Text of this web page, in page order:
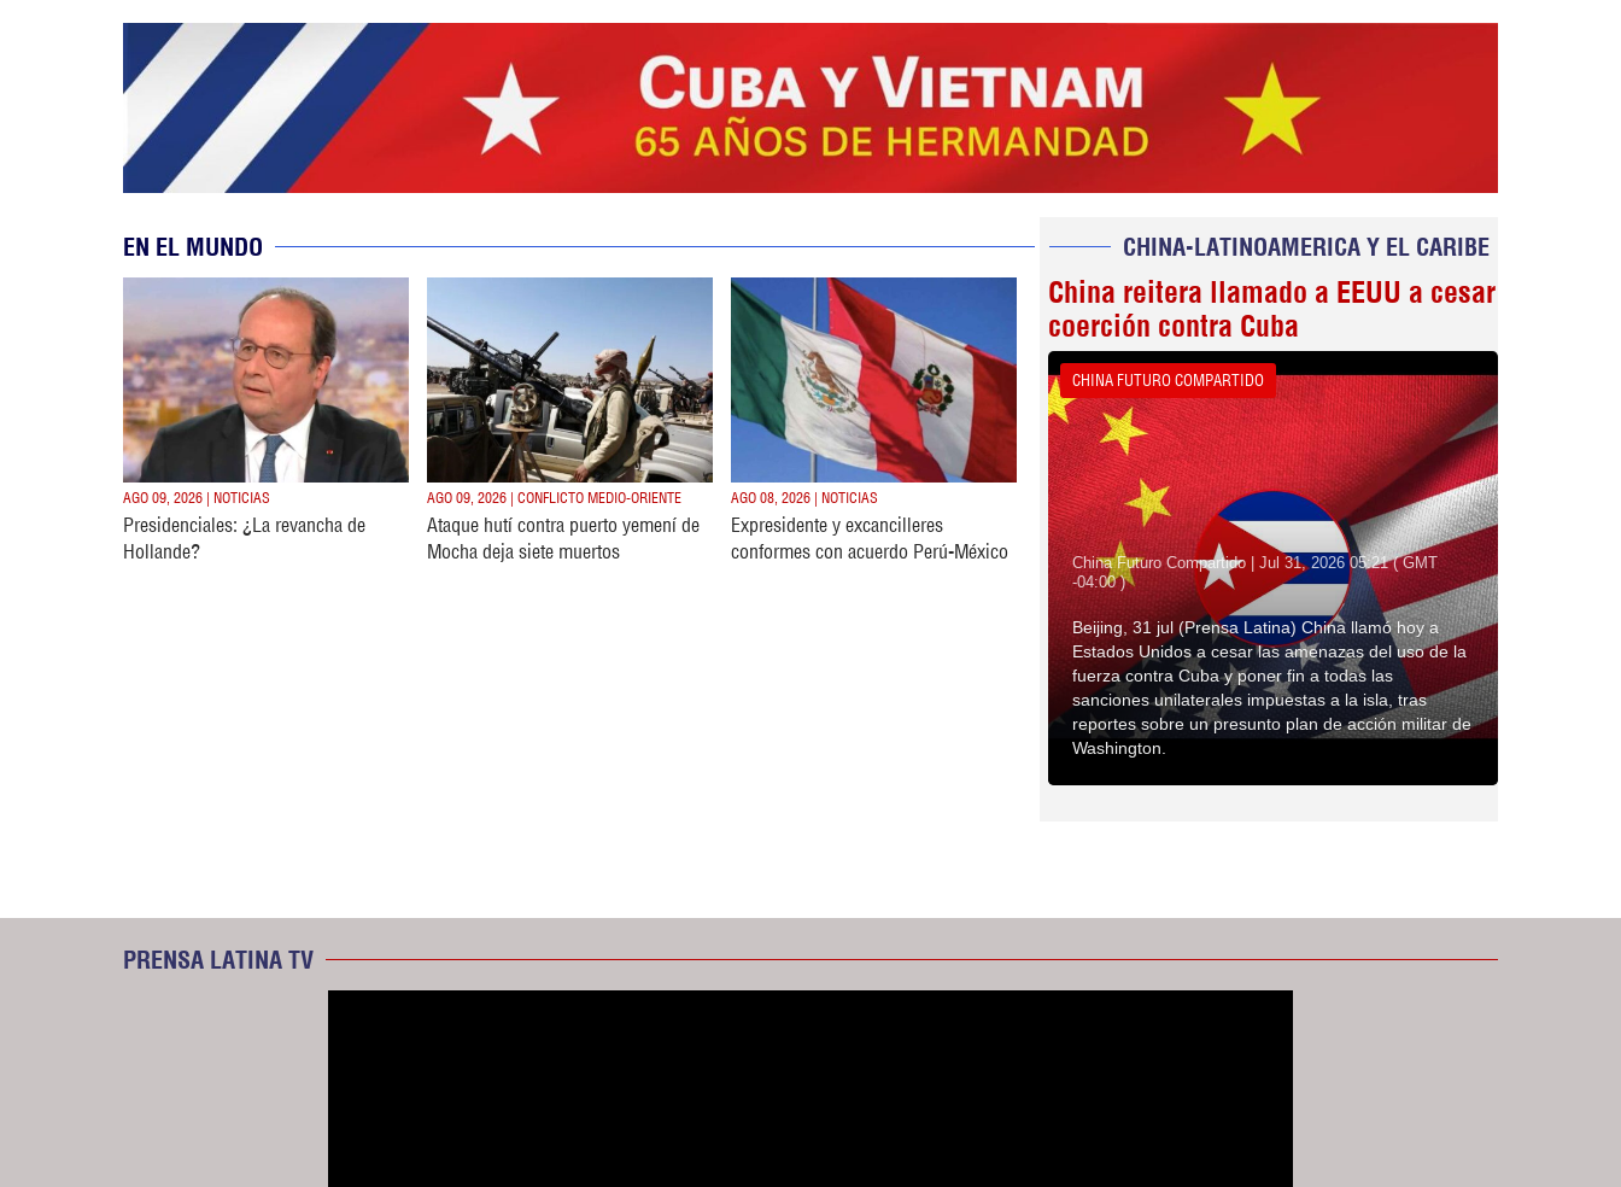
EN EL MUNDO
AGO 09, 2026 | NOTICIAS
Presidenciales: ¿La revancha de
Hollande?
AGO 09, 2026 | CONFLICTO MEDIO-ORIENTE
Ataque hutí contra puerto yemení de
Mocha deja siete muertos
AGO 08, 2026 | NOTICIAS
Expresidente y excancilleres
conformes con acuerdo Perú-México
CHINA-LATINOAMERICA Y EL CARIBE
China reitera llamado a EEUU a cesar
coerción contra Cuba
CHINA FUTURO COMPARTIDO
China Futuro Compartido | Jul 31, 2026 05:21 ( GMT
-04:00 )
Beijing, 31 jul (Prensa Latina) China llamó hoy a
Estados Unidos a cesar las amenazas del uso de la
fuerza contra Cuba y poner fin a todas las
sanciones unilaterales impuestas a la isla, tras
reportes sobre un presunto plan de acción militar de
Washington.
PRENSA LATINA TV